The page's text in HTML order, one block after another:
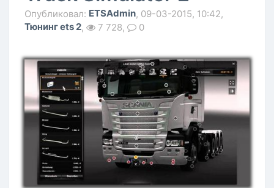
Опубликовал: ETSAdmin, 09-03-2015, 10:42,
Тюнинг ets 2, 7 728, 0